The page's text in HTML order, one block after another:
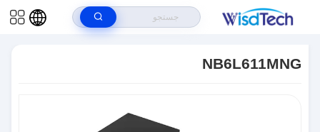
NB6L611MNG